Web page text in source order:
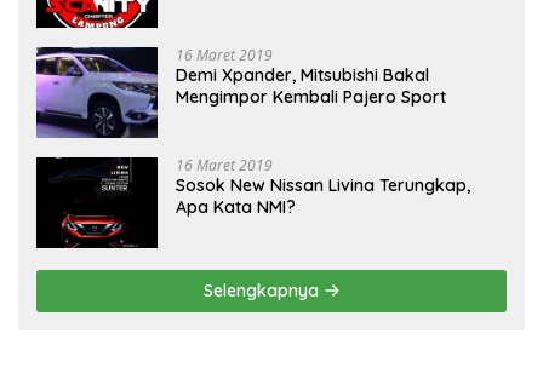
16 Maret 2019
Demi Xpander, Mitsubishi Bakal
Mengimpor Kembali Pajero Sport
16 Maret 2019
Sosok New Nissan Livina Terungkap,
Apa Kata NMI?
Selengkapnya